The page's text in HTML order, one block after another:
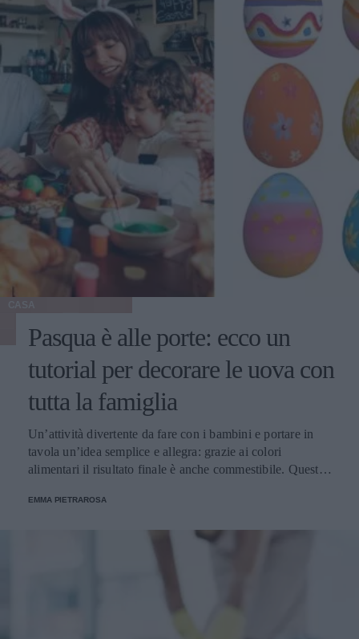
Pasqua è alle porte: ecco un
tutorial per decorare le uova con
tutta la famiglia
Un’attività divertente da fare con i bambini e portare in
tavola un’idea semplice e allegra: grazie ai colori
alimentari il risultato finale è anche commestibile. Questa è
oggi è molto sentita.
EMMA PIETRAROSA